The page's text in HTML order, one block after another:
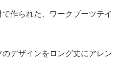
作られた、ワークブーツテイ
デザインをロング丈にアレン